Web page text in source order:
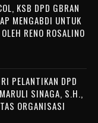
KSB DPD GBRAN
MENGABDI UNTUK
RENO ROSALINO
PELANTIKAN DPD
SINAGA, S.H.,
ORGANISASI